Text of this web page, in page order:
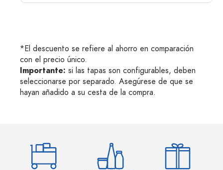
*El descuento se refiere al ahorro en comparación
con el precio único.
Importante: si las tapas son configurables, deben
seleccionarse por separado. Asegúrese de que se
hayan añadido a su cesta de la compra.